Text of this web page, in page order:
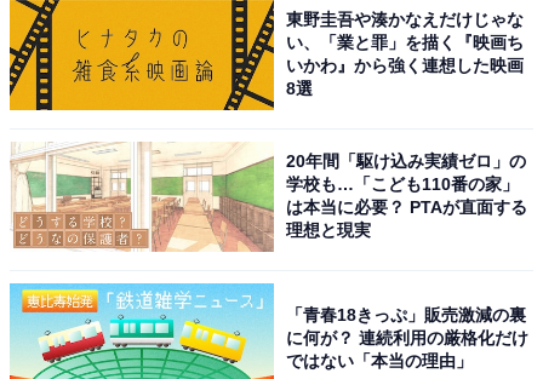
東野圭吾や湊かなえだけじゃな
い、「業と罪」を描く『映画ち
いかわ』から強く連想した映画
8選
20年間「駆け込み実績ゼロ」の
学校も…「こども110番の家」
は本当に必要？ PTAが直面する
理想と現実
「青春18きっぷ」販売激減の裏
に何が？ 連続利用の厳格化だけ
ではない「本当の理由」